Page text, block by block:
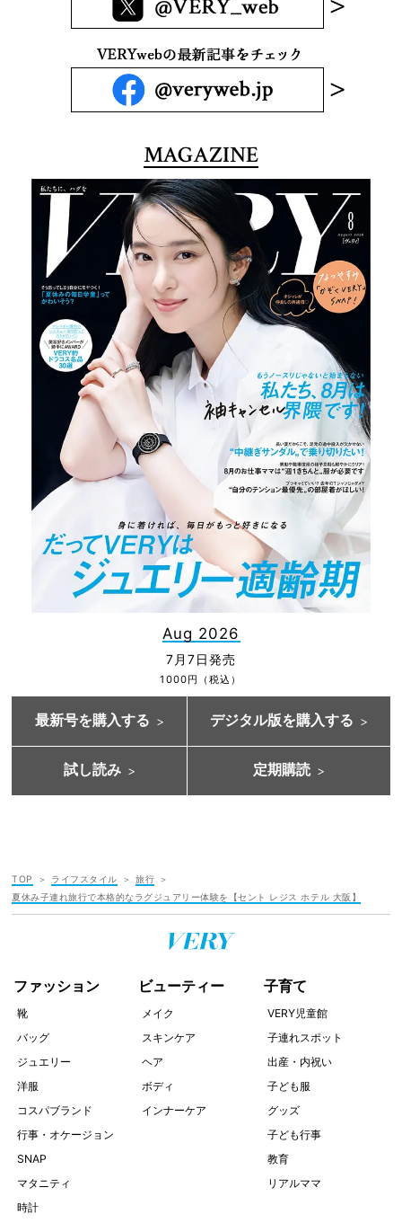
MAGAZINE
Aug 2026
7月7日発売
1000円（税込）
最新号を購入する デジタル版を購入する
試し読み 定期購読
TOP ライフスタイル
旅行
夏休み子連れ旅行で本格的なラグジュアリー体験を【セント レジス ホテル 大阪】
ファッション
靴
バッグ
ジュエリー
洋服
コスパブランド
行事・オケージョン
SNAP
マタニティ
時計
ビューティー
メイク
スキンケア
ヘア
ボディ
インナーケア
子育て
VERY児童館
子連れスポット
出産・内祝い
子ども服
グッズ
子ども行事
教育
リアルママ